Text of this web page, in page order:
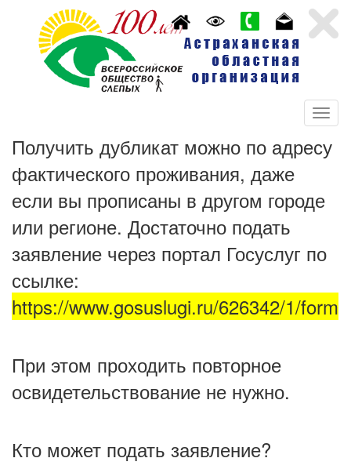
Получить дубликат можно по адресу
фактического проживания, даже
если вы прописаны в другом городе
или регионе. Достаточно подать
заявление через портал Госуслуг по
ссылке:
https://www.gosuslugi.ru/626342/1/form
При этом проходить повторное
освидетельствование не нужно.
Кто может подать заявление?